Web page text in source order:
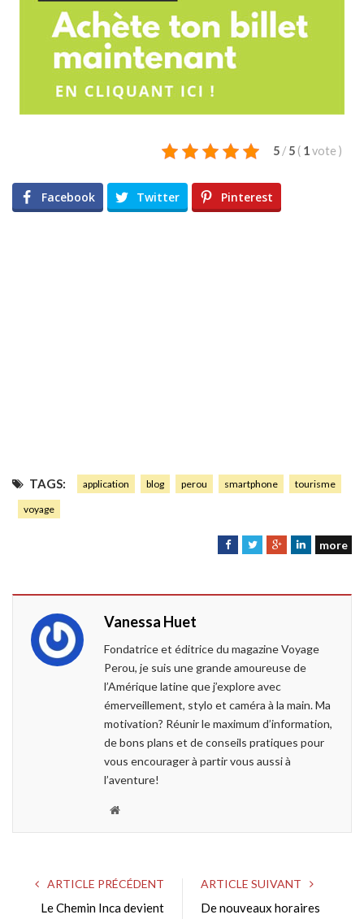
5 / 5 ( 1vote )
Facebook Twitter Pinterest
TAGS: application blog perou smartphone tourisme
voyage
F
o
k
T
r
G
+
L
I
n
more
Vanessa Huet
Fondatrice et éditrice du magazine Voyage
Perou, je suis une grande amoureuse de
l’Amérique latine que j’explore avec
émerveillement, stylo et caméra à la main. Ma
motivation? Réunir le maximum d’information,
de bons plans et de conseils pratiques pour
vous encourager à partir vous aussi à
l’aventure!
W
i
t
ARTICLE PRÉCÉDENT
Le Chemin Inca devient
ARTICLE SUIVANT
De nouveaux horaires